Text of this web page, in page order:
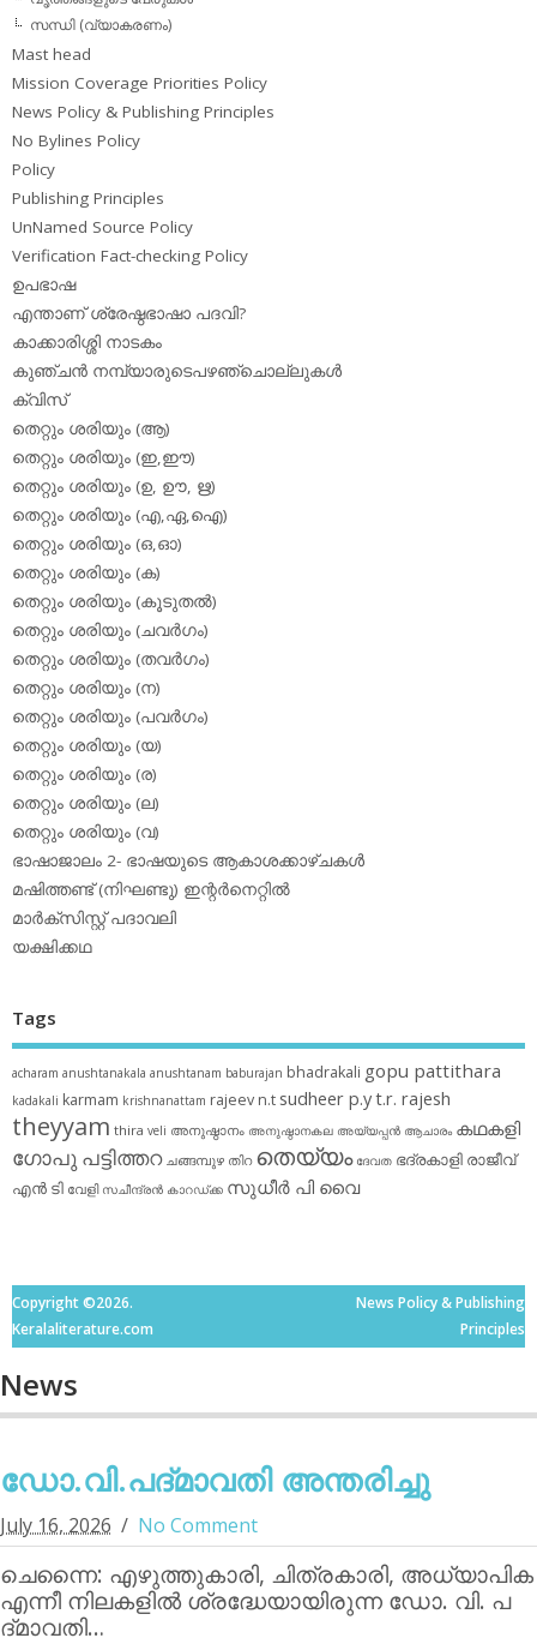
സന്ധി (വ്യാകരണം)
Mast head
Mission Coverage Priorities Policy
News Policy & Publishing Principles
No Bylines Policy
Policy
Publishing Principles
UnNamed Source Policy
Verification Fact-checking Policy
ഉപഭാഷ
എന്താണ് ശ്രേഷ്ഠഭാഷാ പദവി?
കാക്കാരിശ്ശി നാടകം
കുഞ്ചന്‍ നമ്പ്യാരുടെപഴഞ്ചൊല്ലുകള്‍
ക്വിസ്
തെറ്റും ശരിയും (ആ)
തെറ്റും ശരിയും (ഇ,ഈ)
തെറ്റും ശരിയും (ഉ, ഊ, ഋ)
തെറ്റും ശരിയും (എ,ഏ,ഐ)
തെറ്റും ശരിയും (ഒ,ഓ)
തെറ്റും ശരിയും (ക)
തെറ്റും ശരിയും (കൂടുതല്‍)
തെറ്റും ശരിയും (ചവര്‍ഗം)
തെറ്റും ശരിയും (തവര്‍ഗം)
തെറ്റും ശരിയും (ന)
തെറ്റും ശരിയും (പവര്‍ഗം)
തെറ്റും ശരിയും (യ)
തെറ്റും ശരിയും (ര)
തെറ്റും ശരിയും (ല)
തെറ്റും ശരിയും (വ)
ഭാഷാജാലം 2- ഭാഷയുടെ ആകാശക്കാഴ്ചകള്‍
മഷിത്തണ്ട് (നിഘണ്ടു) ഇന്റര്‍നെറ്റില്‍
മാര്‍ക്‌സിസ്റ്റ് പദാവലി
യക്ഷിക്കഥ
Tags
acharam anushtanakala anushtanam baburajan bhadrakali gopu pattithara
kadakali karmam krishnanattam rajeev n.t sudheer p.yt.r. rajesh
theyyam thira veli അനുഷ്ഠാനം അനുഷ്ഠാനകല അയ്യപ്പന്‍ ആചാരം കഥകളി
ഗോപു പട്ടിത്തറ ചങ്ങമ്പുഴ തിറ തെയ്യം ദേവത ഭദ്രകാളി രാജീവ്
എൻ ടി വേളി സചീന്ദ്രന്‍ കാറഡ്ക്ക സുധീര്‍ പി വൈ
Copyright ©2026.
Keralaliterature.com
News Policy & Publishing
Principles
News
ഡോ.വി.പദ്മാവതി അന്തരിച്ചു
July 16, 2026 No Comment
ചെന്നൈ: എഴുത്തുകാരി, ചിത്രകാരി, അധ്യാപിക
എന്നീ നിലകളില്‍ ശ്രദ്ധേയായിരുന്ന ഡോ. വി. പ
ദ്മാവതി…